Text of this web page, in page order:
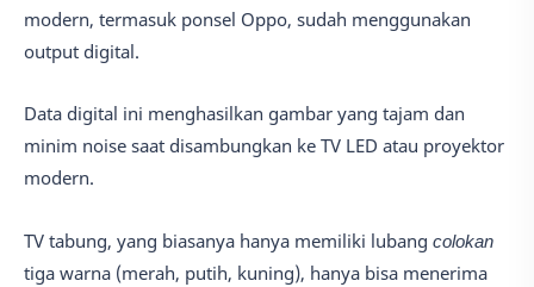
modern, termasuk ponsel Oppo, sudah menggunakan
output digital.
Data digital ini menghasilkan gambar yang tajam dan
minim noise saat disambungkan ke TV LED atau proyektor
modern.
TV tabung, yang biasanya hanya memiliki lubang colokan
tiga warna (merah, putih, kuning), hanya bisa menerima